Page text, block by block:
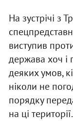
На зустрічі з
виступив
держава хоч і
деяких умов,
ніколи не
порядку
на ці території.